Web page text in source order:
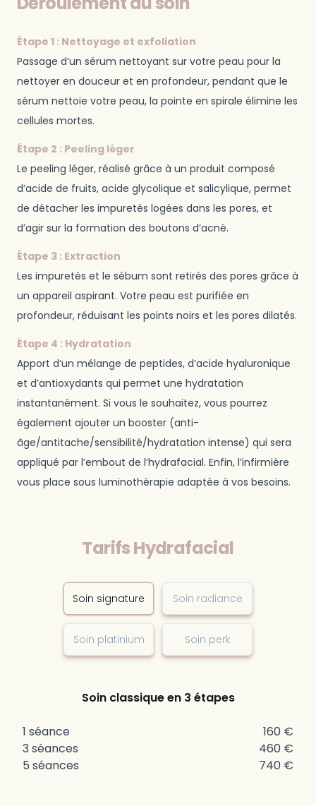
Étape 1 : Nettoyage et exfoliation
Passage d’un sérum nettoyant sur votre peau pour la
nettoyer en douceur et en profondeur, pendant que le
sérum nettoie votre peau, la pointe en spirale élimine les
cellules mortes.
Étape 2 : Peeling léger
Le peeling léger, réalisé grâce à un produit composé
d’acide de fruits, acide glycolique et salicylique, permet
de détacher les impuretés logées dans les pores, et
d’agir sur la formation des boutons d’acné.
Étape 3 : Extraction
Les impuretés et le sébum sont retirés des pores grâce à
un appareil aspirant. Votre peau est purifiée en
profondeur, réduisant les points noirs et les pores dilatés.
Étape 4 : Hydratation
Apport d’un mélange de peptides, d’acide hyaluronique
et d’antioxydants qui permet une hydratation
instantanément. Si vous le souhaitez, vous pourrez
également ajouter un booster (anti-
âge/antitache/sensibilité/hydratation intense) qui sera
appliqué par l’embout de l’hydrafacial. Enfin, l’infirmière
vous place sous luminothérapie adaptée à vos besoins.
Tarifs Hydrafacial
Soin signature Soin radiance
Soin platinium Soin perk
Soin classique en 3 étapes
1 séance 160 €
3 séances
460 €
5 séances
740 €